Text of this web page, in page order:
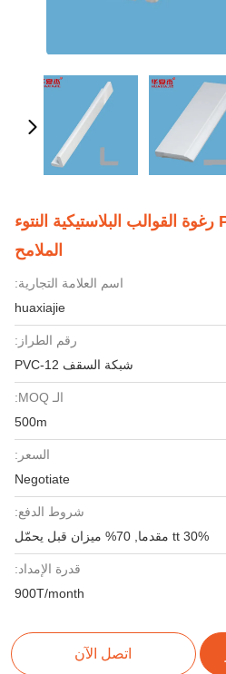
الاقتصادية ديكور PVC رغوة القوالب البلاستيكية النتوء
الملامح
اسم العلامة التجارية:
huaxiajie
رقم الطراز:
شبكة السقف PVC-12
الـ MOQ:
500m
السعر:
Negotiate
شروط الدفع:
30% tt مقدما, 70% ميزان قبل يحمّل
قدرة الإمداد:
900T/month
اتصل الآن